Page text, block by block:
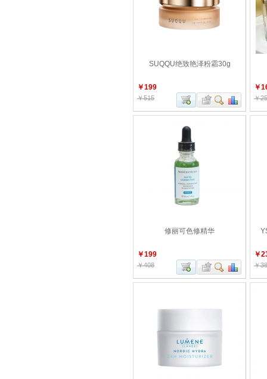
SUQQU绝致艳泽粉霜30g
￥199
￥515
￥
￥
修丽可色修精华
￥199
￥408
￥
￥